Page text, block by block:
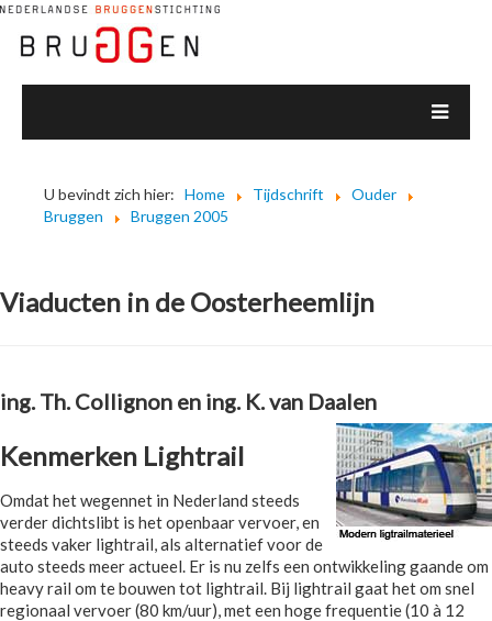
U bevindt zich hier: Home Tijdschrift
Ouder
Bruggen
Bruggen 2005
Viaducten in de Oosterheemlijn
ing. Th. Collignon en ing. K. van Daalen
Kenmerken Lightrail
Omdat het wegennet in Nederland steeds
verder dichtslibt is het openbaar vervoer, en
steeds vaker lightrail, als alternatief voor de
auto steeds meer actueel. Er is nu zelfs een ontwikkeling gaande om
heavy rail om te bouwen tot lightrail. Bij lightrail gaat het om snel
regionaal vervoer (80 km/uur), met een hoge frequentie (10 à 12